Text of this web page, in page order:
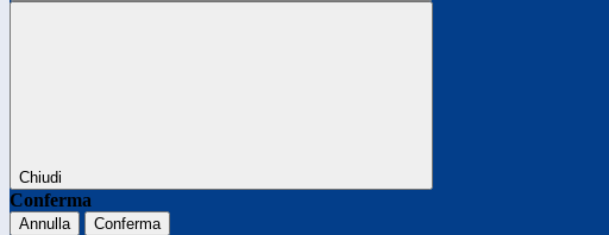
Chiudi
Conferma
Annulla Conferma